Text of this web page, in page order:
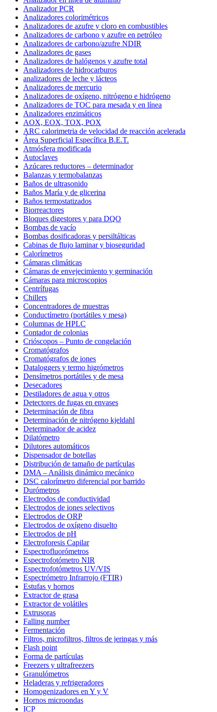
Analizador PCR
Analizadores colorimétricos
Analizadores de azufre y cloro en combustibles
Analizadores de carbono y azufre en petróleo
Analizadores de carbono/azufre NDIR
Analizadores de gases
Analizadores de halógenos y azufre total
Analizadores de hidrocarburos
analizadores de leche y lácteos
Analizadores de mercurio
Analizadores de oxígeno, nitrógeno e hidrógeno
Analizadores de TOC para mesada y en línea
Analizadores enzimáticos
AOX, EOX, TOX, POX
ARC calorimetria de velocidad de reacción acelerada
Área Superficial Específica B.E.T.
Atmósfera modificada
Autoclaves
Azúcares reductores – determinador
Balanzas y termobalanzas
Baños de ultrasonido
Baños María y de glicerina
Baños termostatizados
Biorreactores
Bloques digestores y para DQO
Bombas de vacío
Bombas dosificadoras y persiltálticas
Cabinas de flujo laminar y bioseguridad
Calorímetros
Cámaras climáticas
Cámaras de envejecimiento y germinación
Cámaras para microscopios
Centrífugas
Chillers
Concentradores de muestras
Conductímetro (portátiles y mesa)
Columnas de HPLC
Contador de colonias
Crióscopos – Punto de congelación
Cromatógrafos
Cromatógrafos de iones
Dataloggers y termo higrómetros
Densímetros portátiles y de mesa
Desecadores
Destiladores de agua y otros
Detectores de fugas en envases
Determinación de fibra
Determinación de nitrógeno kjeldahl
Determinador de acidez
Dilatómetro
Dilutores automáticos
Dispensador de botellas
Distribución de tamaño de partículas
DMA – Análisis dinámico mecánico
DSC calorímetro diferencial por barrido
Durómetros
Electrodos de conductividad
Electrodos de iones selectivos
Electrodos de ORP
Electrodos de oxígeno disuelto
Electrodos de pH
Electroforesis Capilar
Espectrofluorómetros
Espectrofotómetro NIR
Espectrofotómetros UV/VIS
Espectrómetro Infrarrojo (FTIR)
Estufas y hornos
Extractor de grasa
Extractor de volátiles
Extrusoras
Falling number
Fermentación
Filtros, microfiltros, filtros de jeringas y más
Flash point
Forma de partículas
Freezers y ultrafreezers
Granulómetros
Heladeras y refrigeradores
Homogenizadores en Y y V
Hornos microondas
ICP